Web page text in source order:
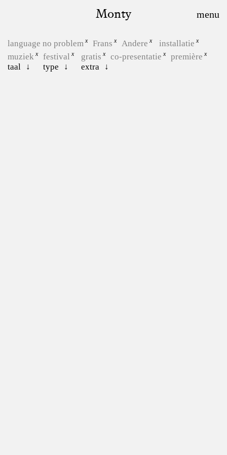
Monty
language no problem Frans Andere
installatie
muziek
festival gratis co-presentatie
première
taal
type extra